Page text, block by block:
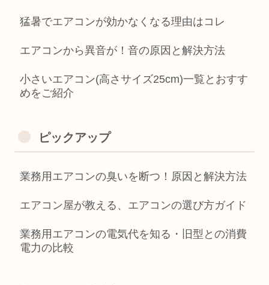
猛暑でエアコンが効かなくなる理由はコレ
エアコンから異音が！音の原因と解決方法
小さいエアコン(高さサイズ25cm)一覧とおすす
めをご紹介
ピックアップ
業務用エアコンの臭いを断つ！原因と解決方法
エアコン屋が教える、エアコンの選び方ガイド
業務用エアコンの電気代を知る・旧型との消費
電力の比較